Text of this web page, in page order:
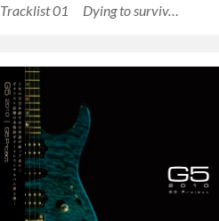
Tracklist 01 Dying to surviv…